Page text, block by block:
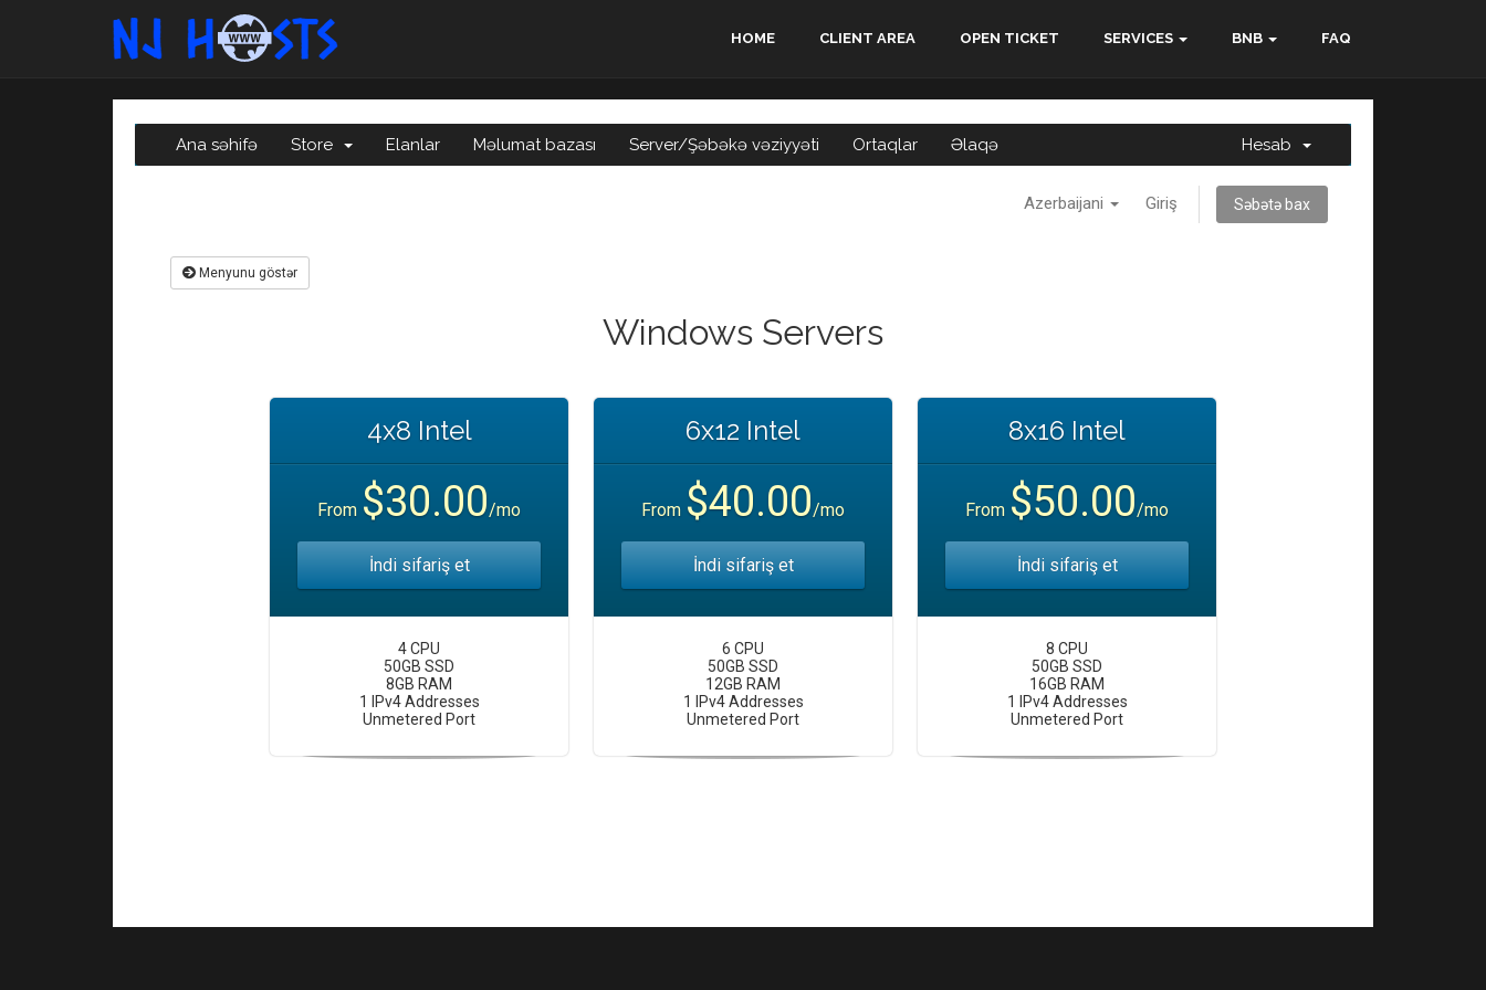
HOME CLIENT AREA OPEN TICKET SERVICES BNB FAQ
Ana səhifə Store Elanlar Məlumat bazası Server/Şəbəkə vəziyyəti Ortaqlar Əlaqə Hesab
Azerbaijani Giriş Səbətə bax
Menyunu göstər
Windows Servers
4x8 Intel
From $30.00/mo
İndi sifariş et
4 CPU
50GB SSD
8GB RAM
1 IPv4 Addresses
Unmetered Port
6x12 Intel
From $40.00/mo
İndi sifariş et
6 CPU
50GB SSD
12GB RAM
1 IPv4 Addresses
Unmetered Port
8x16 Intel
From $50.00/mo
İndi sifariş et
8 CPU
50GB SSD
16GB RAM
1 IPv4 Addresses
Unmetered Port